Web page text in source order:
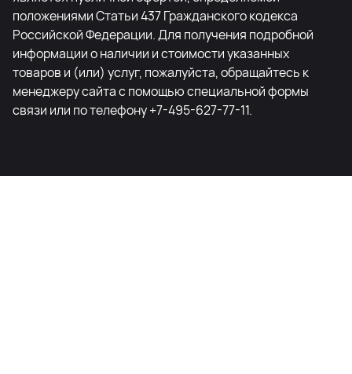
положениями Статьи 437 Гражданского кодекса
Российской Федерации. Для получения подробной
информации о наличии и стоимости указанных
товаров и (или) услуг, пожалуйста, обращайтесь к
менеджеру сайта с помощью специальной формы
связи или по телефону +7-495-627-77-11.